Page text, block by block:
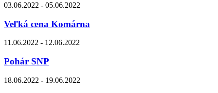
03.06.2022 - 05.06.2022
Veľká cena Komárna
11.06.2022 - 12.06.2022
Pohár SNP
18.06.2022 - 19.06.2022